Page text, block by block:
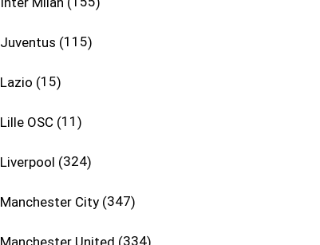
Juventus 115
Lazio 15
Lille OSC 11
Liverpool 324
Manchester City 347
Manchester United 334